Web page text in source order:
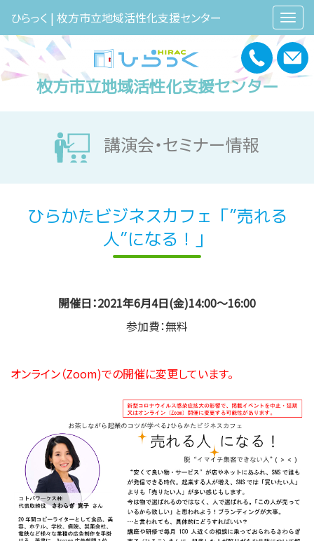
ひらっく | 枚方市立地域活性化支援センター
枚方市立地域活性化支援センター
講演会・セミナー情報
ひらかたビジネスカフェ「”売れる
人”になる！」
開催日：2021年6月4日(金)14:00～16:00
参加費：無料
オンライン（Zoom)での開催に変更しています。